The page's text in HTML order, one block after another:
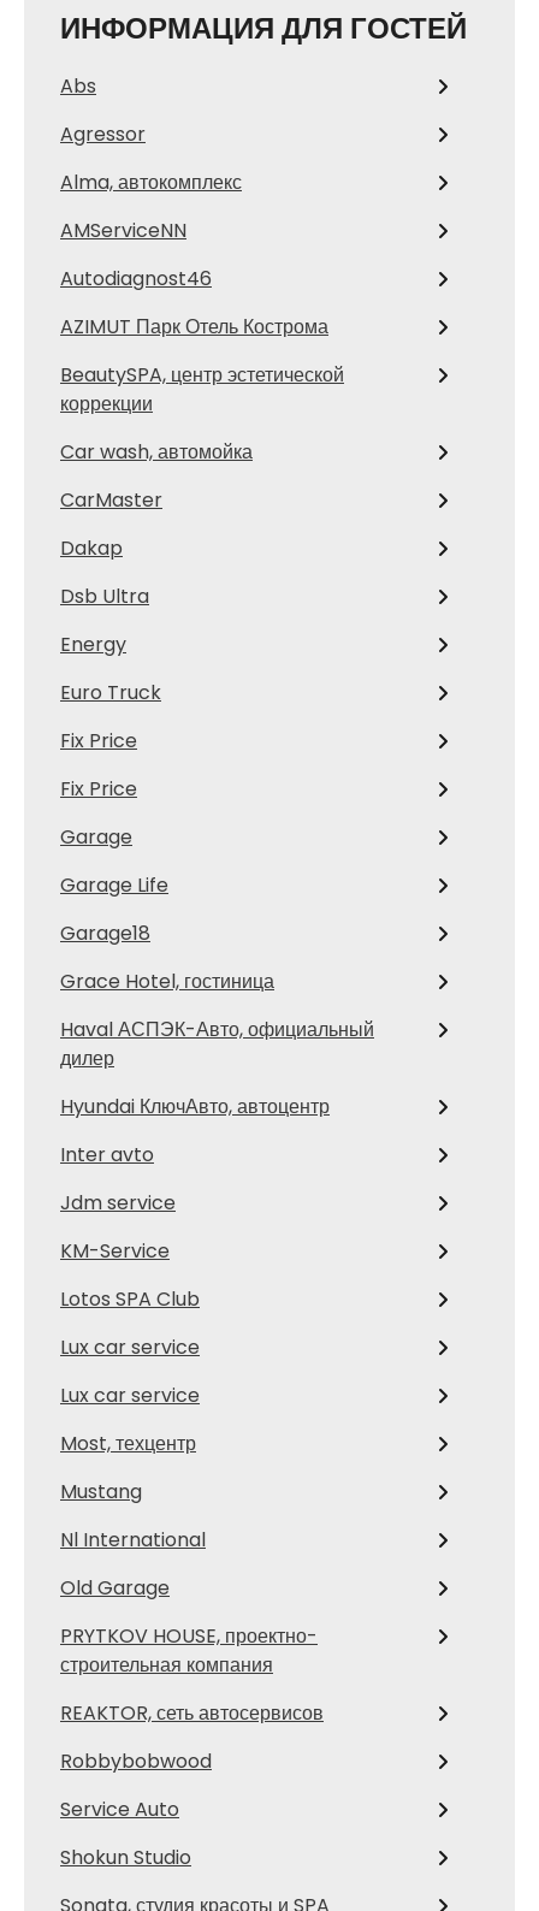
ИНФОРМАЦИЯ ДЛЯ ГОСТЕЙ
Abs
Agressor
Alma, автокомплекс
AMServiceNN
Autodiagnost46
AZIMUT Парк Отель Кострома
BeautySPA, центр эстетической
коррекции
Car wash, автомойка
CarMaster
Dakap
Dsb Ultra
Energy
Euro Truck
Fix Price
Fix Price
Garage
Garage Life
Garage18
Grace Hotel, гостиница
Haval АСПЭК-Авто, официальный
дилер
Hyundai КлючАвто, автоцентр
Inter avto
Jdm service
KM-Service
Lotos SPA Club
Lux car service
Lux car service
Most, техцентр
Mustang
Nl International
Old Garage
PRYTKOV HOUSE, проектно-
строительная компания
REAKTOR, сеть автосервисов
Robbybobwood
Service Auto
Shokun Studio